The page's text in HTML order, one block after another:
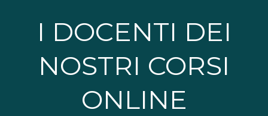
I DOCENTI DEI
NOSTRI CORSI
ONLINE